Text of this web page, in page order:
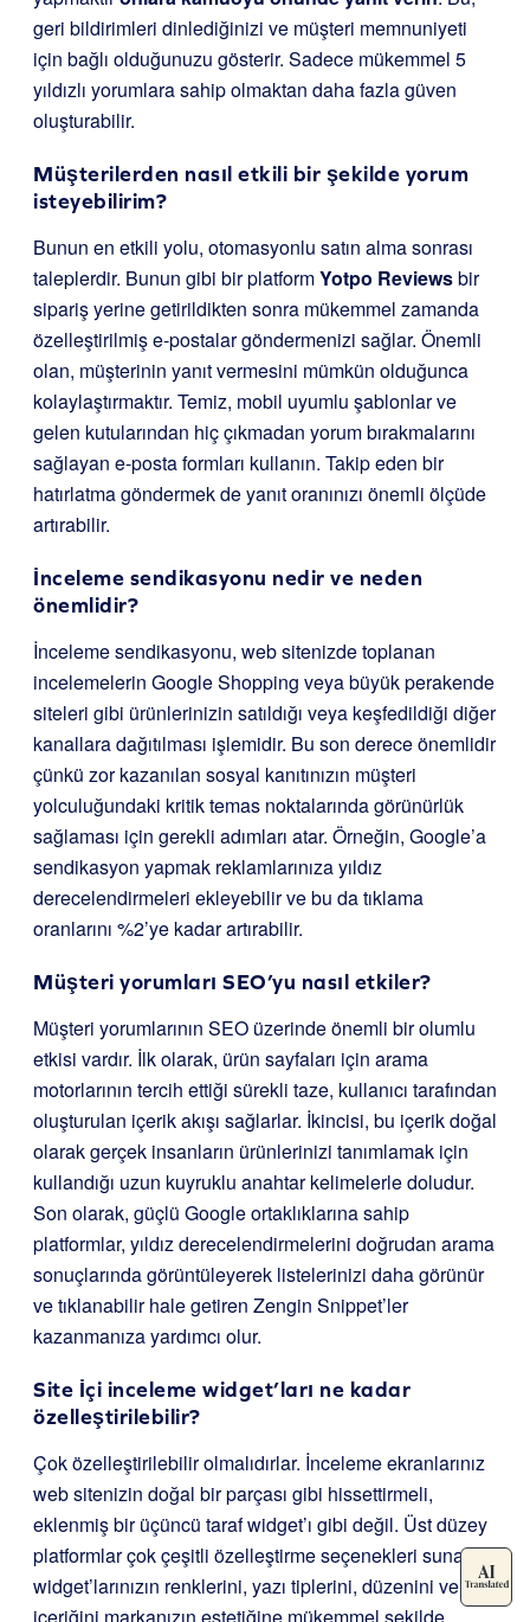
geri bildirimleri dinlediğinizi ve müşteri memnuniyeti
için bağlı olduğunuzu gösterir. Sadece mükemmel 5
yıldızlı yorumlara sahip olmaktan daha fazla güven
oluşturabilir.
Müşterilerden nasıl etkili bir şekilde yorum
isteyebilirim?
Bunun en etkili yolu, otomasyonlu satın alma sonrası
taleplerdir. Bunun gibi bir platformYotpo Reviewsbir
sipariş yerine getirildikten sonra mükemmel zamanda
özelleştirilmiş e-postalar göndermenizi sağlar. Önemli
olan, müşterinin yanıt vermesini mümkün olduğunca
kolaylaştırmaktır. Temiz, mobil uyumlu şablonlar ve
gelen kutularından hiç çıkmadan yorum bırakmalarını
sağlayan e-posta formları kullanın. Takip eden bir
hatırlatma göndermek de yanıt oranınızı önemli ölçüde
artırabilir.
İnceleme sendikasyonu nedir ve neden
önemlidir?
İnceleme sendikasyonu, web sitenizde toplanan
incelemelerin Google Shopping veya büyük perakende
siteleri gibi ürünlerinizin satıldığı veya keşfedildiği diğer
kanallara dağıtılması işlemidir. Bu son derece önemlidir
çünkü zor kazanılan sosyal kanıtınızın müşteri
yolculuğundaki kritik temas noktalarında görünürlük
sağlaması için gerekli adımları atar. Örneğin, Google’a
sendikasyon yapmak reklamlarınıza yıldız
derecelendirmeleri ekleyebilir ve bu da tıklama
oranlarını %2’ye kadar artırabilir.
Müşteri yorumları SEO’yu nasıl etkiler?
Müşteri yorumlarının SEO üzerinde önemli bir olumlu
etkisi vardır. İlk olarak, ürün sayfaları için arama
motorlarının tercih ettiği sürekli taze, kullanıcı tarafından
oluşturulan içerik akışı sağlarlar. İkincisi, bu içerik doğal
olarak gerçek insanların ürünlerinizi tanımlamak için
kullandığı uzun kuyruklu anahtar kelimelerle doludur.
Son olarak, güçlü Google ortaklıklarına sahip
platformlar, yıldız derecelendirmelerini doğrudan arama
sonuçlarında görüntüleyerek listelerinizi daha görünür
ve tıklanabilir hale getiren Zengin Snippet’ler
kazanmanıza yardımcı olur.
Site İçi inceleme widget’ları ne kadar
özelleştirilebilir?
Çok özelleştirilebilir olmalıdırlar. İnceleme ekranlarınız
web sitenizin doğal bir parçası gibi hissettirmeli,
eklenmiş bir üçüncü taraf widget’ı gibi değil. Üst düzey
platformlar çok çeşitli özelleştirme seçenekleri sunarak
widget’larınızın renklerini, yazı tiplerini, düzenini ve